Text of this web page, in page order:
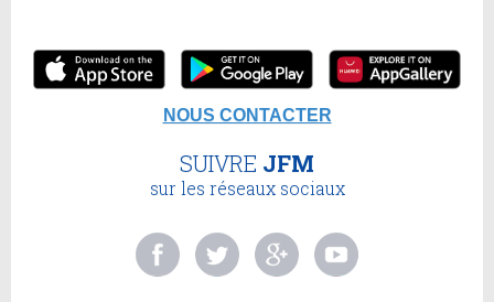
NOUS CONTACTER
SUIVRE JFM
sur les réseaux sociaux